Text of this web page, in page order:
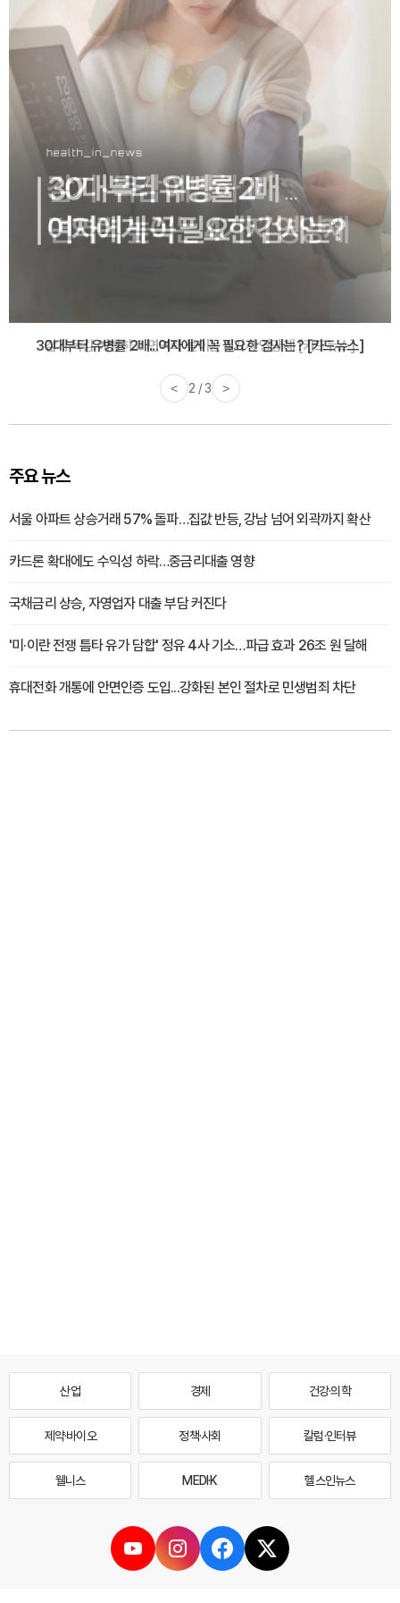
감기·독감 예방하고 면역력 높이는 4가지 영양제 [카드뉴스]
< 3 / 3 >
주요 뉴스
서울 아파트 상승거래 57% 돌파…집값 반등, 강남 넘어 외곽까지 확산
카드론 확대에도 수익성 하락…중금리대출 영향
국채금리 상승, 자영업자 대출 부담 커진다
'미·이란 전쟁 틈타 유가 담합' 정유 4사 기소…파급 효과 26조 원 달해
휴대전화 개통에 안면인증 도입...강화된 본인 절차로 민생범죄 차단
산업 경제 건강·의학
제약·바이오 정책·사회 칼럼·인터뷰
웰니스 MEDI·K 헬스인뉴스